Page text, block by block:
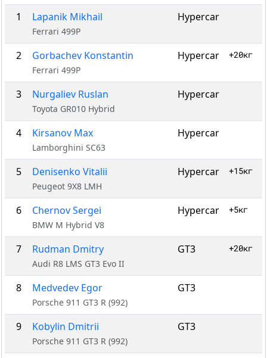
1
Lapanik Mikhail
Ferrari 499P
Hypercar
2 Gorbachev Konstantin
Ferrari 499P
Hypercar +20кг
3 Nurgaliev Ruslan
Toyota GR010 Hybrid
Hypercar
4 Kirsanov Max
Lamborghini SC63
Hypercar
5 Denisenko Vitalii
Peugeot 9X8 LMH
Hypercar +15кг
6 Chernov Sergei
BMW M Hybrid V8
Hypercar +5кг
7 Rudman Dmitry
Audi R8 LMS GT3 Evo II
GT3 +20кг
8 Medvedev Egor
Porsche 911 GT3 R (992)
GT3
9 Kobylin Dmitrii
Porsche 911 GT3 R (992)
GT3